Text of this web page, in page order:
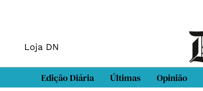
Loja DN
Edição Diária Últimas Opinião